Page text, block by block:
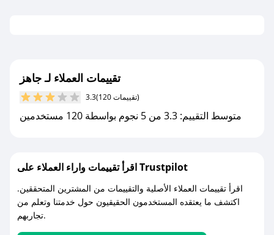
تقييمات العملاء لـ جاهز
3.3 (120 تقييمات)
متوسط التقييم: 3.3 من 5 نجوم بواسطة 120 مستخدمين
اقرأ تقييمات واراء العملاء على Trustpilot
اقرأ تقييمات العملاء الأصلية والتقييمات من المشترين المتحققين.
اكتشف ما يعتقده المستخدمون الحقيقيون حول خدمتنا وتعلم من
تجاربهم.